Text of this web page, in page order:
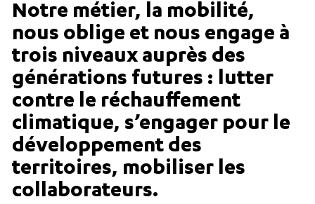
Notre métier, la mobilité,
nous oblige et nous engage à
trois niveaux auprès des
générations futures : lutter
contre le réchauffement
climatique, s’engager pour le
développement des
territoires, mobiliser les
collaborateurs.